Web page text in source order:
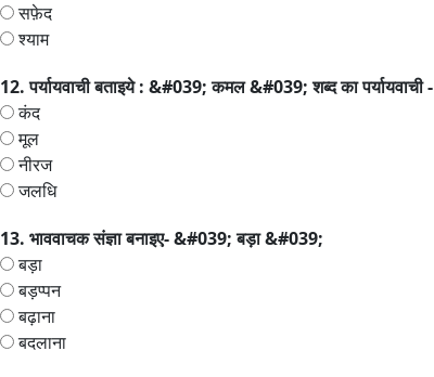
सफ़ेद
श्याम
12. पर्यायवाची बताइये : &#039; कमल &#039; शब्द का पर्यायवाची -
कंद
मूल
नीरज
जलधि
13. भाववाचक संज्ञा बनाइए- &#039; बड़ा &#039;
बड़ा
बड़प्पन
बढ़ाना
बदलाना